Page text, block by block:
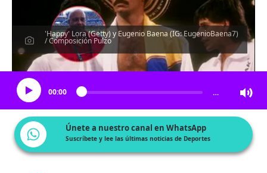
'Happy' Lora (Getty) y Eugenio Baena (IG: EugenioBaena7)
/ Composición Pulzo
Escucha el artículo
00:00 …
Únete a nuestro canal en WhatsApp
Suscríbete y lee las últimas noticias de Deportes